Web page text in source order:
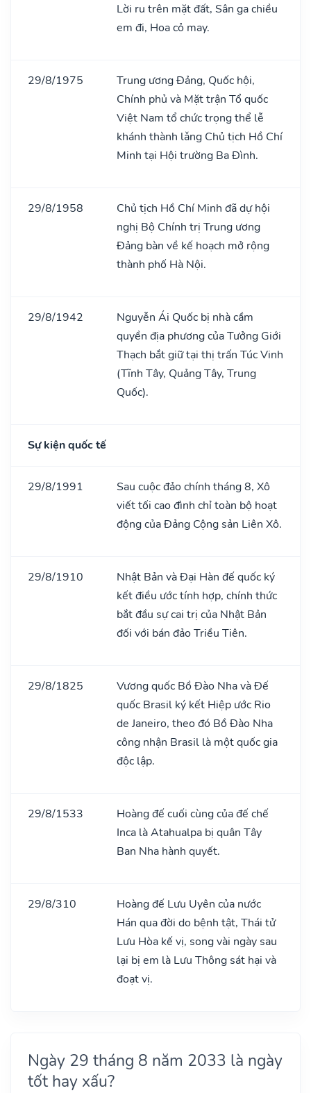
Lời ru trên mặt đất, Sân ga chiều
em đi, Hoa cỏ may.
29/8/1975
Trung ương Đảng, Quốc hội,
Chính phủ và Mặt trận Tổ quốc
Việt Nam tổ chức trọng thể lễ
khánh thành lǎng Chủ tịch Hồ Chí
Minh tại Hội trường Ba Đình.
29/8/1958
Chủ tịch Hồ Chí Minh đã dự hội
nghị Bộ Chính trị Trung ương
Đảng bàn về kế hoạch mở rộng
thành phố Hà Nội.
29/8/1942
Nguyễn Ái Quốc bị nhà cầm
quyền địa phương của Tưởng Giới
Thạch bắt giữ tại thị trấn Túc Vinh
(Tĩnh Tây, Quảng Tây, Trung
Quốc).
Sự kiện quốc tế
29/8/1991
Sau cuộc đảo chính tháng 8, Xô
viết tối cao đình chỉ toàn bộ hoạt
động của Đảng Cộng sản Liên Xô.
29/8/1910
Nhật Bản và Đại Hàn đế quốc ký
kết điều ước tính hợp, chính thức
bắt đầu sự cai trị của Nhật Bản
đối với bán đảo Triều Tiên.
29/8/1825
Vương quốc Bồ Đào Nha và Đế
quốc Brasil ký kết Hiệp ước Rio
de Janeiro, theo đó Bồ Đào Nha
công nhận Brasil là một quốc gia
độc lập.
29/8/1533
Hoàng đế cuối cùng của đế chế
Inca là Atahualpa bị quân Tây
Ban Nha hành quyết.
29/8/310
Hoàng đế Lưu Uyên của nước
Hán qua đời do bệnh tật, Thái tử
Lưu Hòa kế vị, song vài ngày sau
lại bị em là Lưu Thông sát hại và
đoạt vị.
Ngày 29 tháng 8 năm 2033 là ngày
tốt hay xấu?